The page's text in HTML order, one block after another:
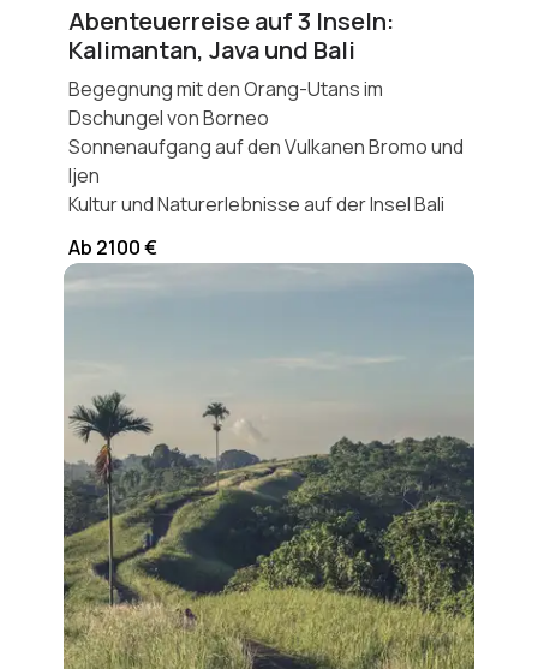
Abenteuerreise auf 3 Inseln:
Kalimantan, Java und Bali
Begegnung mit den Orang-Utans im
Dschungel von Borneo
Sonnenaufgang auf den Vulkanen Bromo und
Ijen
Kultur und Naturerlebnisse auf der Insel Bali
Ab 2100 €